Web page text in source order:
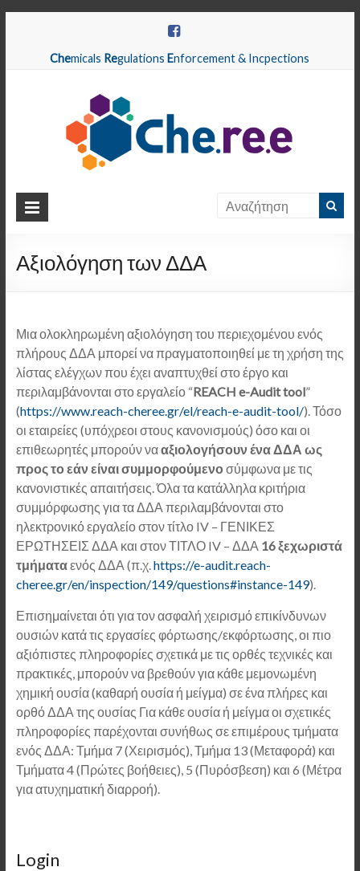
Chemicals RegulationsEnforcement & Incpections
CHEREE
Regulations
Enforcement
Αξιολόγηση των ΔΔΑ
Μια ολοκληρωμένη αξιολόγηση του περιεχομένου ενός
πλήρους ΔΔΑ μπορεί να πραγματοποιηθεί με τη χρήση της
λίστας ελέγχων που έχει αναπτυχθεί στο έργο και
περιλαμβάνονται στο εργαλείο “REACH e-Audit tool”
(https://www.reach-cheree.gr/el/reach-e-audit-tool/). Τόσο
οι εταιρείες (υπόχρεοι στους κανονισμούς) όσο και οι
επιθεωρητές μπορούν νααξιολογήσουν ένα ΔΔΑ ως
προς το εάν είναι συμμορφούμενο σύμφωνα με τις
κανονιστικές απαιτήσεις. Όλα τα κατάλληλα κριτήρια
συμμόρφωσης για τα ΔΔΑ περιλαμβάνονται στο
ηλεκτρονικό εργαλείο στον τίτλο IV – ΓΕΝΙΚΕΣ
ΕΡΩΤΗΣΕΙΣ ΔΔΑ και στον ΤΙΤΛΟ IV – ΔΔΑ 16 ξεχωριστά
τμήματαενός ΔΔΑ (π.χ.https://e-audit.reach-
cheree.gr/en/inspection/149/questions#instance-149).
Επισημαίνεται ότι για τον ασφαλή χειρισμό επικίνδυνων
ουσιών κατά τις εργασίες φόρτωσης/εκφόρτωσης, οι πιο
αξιόπιστες πληροφορίες σχετικά με τις ορθές τεχνικές και
πρακτικές, μπορούν να βρεθούν για κάθε μεμονωμένη
χημική ουσία (καθαρή ουσία ή μείγμα) σε ένα πλήρες και
ορθό ΔΔΑ της ουσίας Για κάθε ουσία ή μείγμα οι σχετικές
πληροφορίες παρέχονται συνήθως σε επιμέρους τμήματα
ενός ΔΔΑ: Τμήμα 7 (Χειρισμός), Τμήμα 13 (Μεταφορά) και
Τμήματα 4 (Πρώτες βοήθειες), 5 (Πυρόσβεση) και 6 (Μέτρα
για ατυχηματική διαρροή).
Login